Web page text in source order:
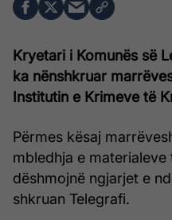
Kryetari i Komunës së
ka nënshkruar
Institutin e Krimeve të
Përmes kësaj
mbledhja e materialeve
dëshmojnë ngjarjet e
shkruan Telegrafi.